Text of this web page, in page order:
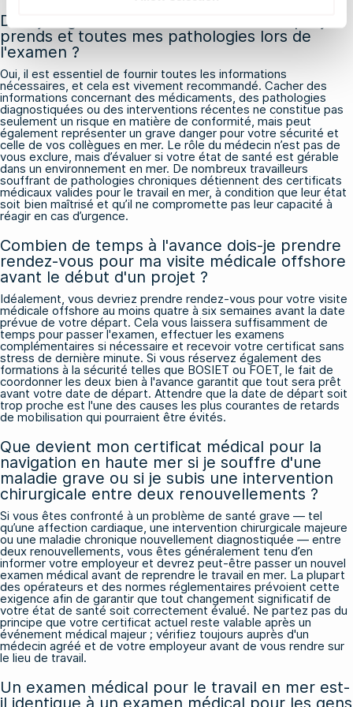
Dois-je signaler tous les médicaments que je
prends et toutes mes pathologies lors de
l'examen ?
Oui, il est essentiel de fournir toutes les informations
nécessaires, et cela est vivement recommandé. Cacher des
informations concernant des médicaments, des pathologies
diagnostiquées ou des interventions récentes ne constitue pas
seulement un risque en matière de conformité, mais peut
également représenter un grave danger pour votre sécurité et
celle de vos collègues en mer. Le rôle du médecin n’est pas de
vous exclure, mais d’évaluer si votre état de santé est gérable
dans un environnement en mer. De nombreux travailleurs
souffrant de pathologies chroniques détiennent des certificats
médicaux valides pour le travail en mer, à condition que leur état
soit bien maîtrisé et qu’il ne compromette pas leur capacité à
réagir en cas d’urgence.
Combien de temps à l'avance dois-je prendre
rendez-vous pour ma visite médicale offshore
avant le début d'un projet ?
Idéalement, vous devriez prendre rendez-vous pour votre visite
médicale offshore au moins quatre à six semaines avant la date
prévue de votre départ. Cela vous laissera suffisamment de
temps pour passer l'examen, effectuer les examens
complémentaires si nécessaire et recevoir votre certificat sans
stress de dernière minute. Si vous réservez également des
formations à la sécurité telles que BOSIET ou FOET, le fait de
coordonner les deux bien à l'avance garantit que tout sera prêt
avant votre date de départ. Attendre que la date de départ soit
trop proche est l'une des causes les plus courantes de retards
de mobilisation qui pourraient être évités.
Que devient mon certificat médical pour la
navigation en haute mer si je souffre d'une
maladie grave ou si je subis une intervention
chirurgicale entre deux renouvellements ?
Si vous êtes confronté à un problème de santé grave — tel
qu’une affection cardiaque, une intervention chirurgicale majeure
ou une maladie chronique nouvellement diagnostiquée — entre
deux renouvellements, vous êtes généralement tenu d’en
informer votre employeur et devrez peut-être passer un nouvel
examen médical avant de reprendre le travail en mer. La plupart
des opérateurs et des normes réglementaires prévoient cette
exigence afin de garantir que tout changement significatif de
votre état de santé soit correctement évalué. Ne partez pas du
principe que votre certificat actuel reste valable après un
événement médical majeur ; vérifiez toujours auprès d'un
médecin agréé et de votre employeur avant de vous rendre sur
le lieu de travail.
Un examen médical pour le travail en mer est-
il identique à un examen médical pour les gens